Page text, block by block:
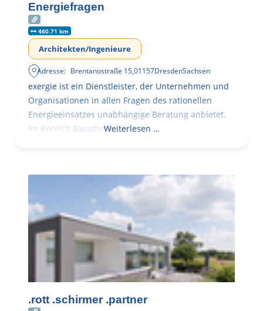
Energiefragen
460.71 km
Architekten/Ingenieure
Adresse: Brentanostraße 15,01157DresdenSachsen
exergie ist ein Dienstleister, der Unternehmen und
Organisationen in allen Fragen des rationellen
Energieeinsatzes unabhängige Beratung anbietet.
Im Bereich BauphysikWeiterlesen …
.rott .schirmer .partner